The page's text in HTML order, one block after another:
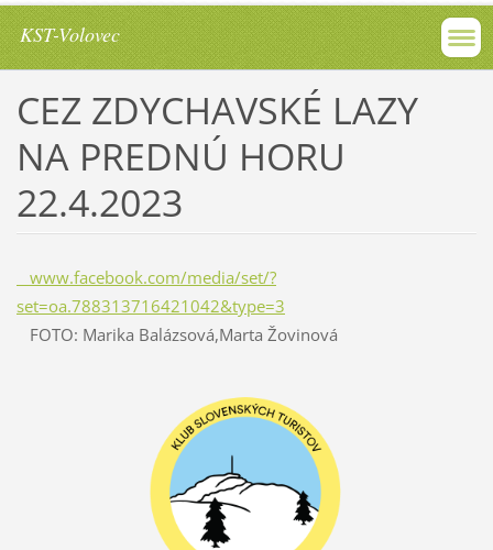
KST-Volovec
CEZ ZDYCHAVSKÉ LAZY
NA PREDNÚ HORU
22.4.2023
www.facebook.com/media/set/?
set=oa.788313716421042&type=3
FOTO: Marika Balázsová,Marta Žovinová